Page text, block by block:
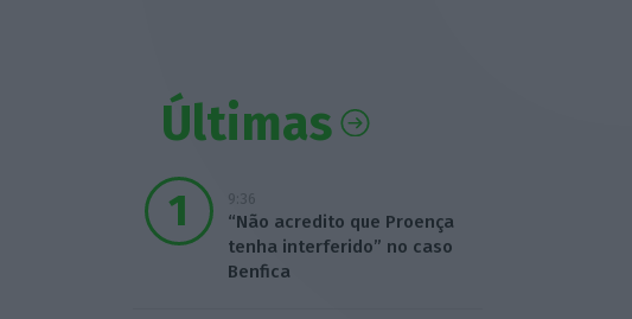
Últimas
9:36
“Não acredito que Proença
tenha interferido” no caso
Benfica